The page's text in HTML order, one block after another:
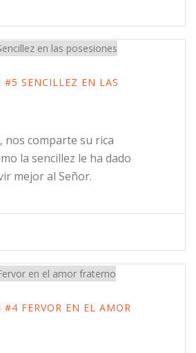
SENCILLEZ EN LAS
nos comparte su rica
la sencillez le ha dado
mejor al Señor.
FERVOR EN EL AMOR